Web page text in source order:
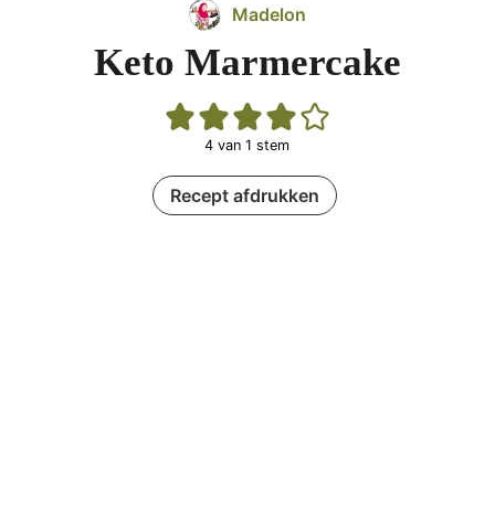
Madelon
Keto Marmercake
4 van 1 stem
Recept afdrukken